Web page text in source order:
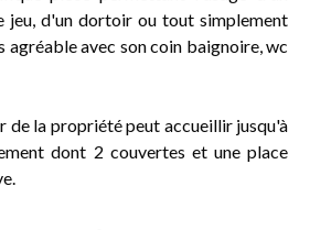
jeu, d'un dortoir ou tout simplement
agréable avec son coin baignoire, wc
de la propriété peut accueillir jusqu'à
dont 2 couvertes et une place